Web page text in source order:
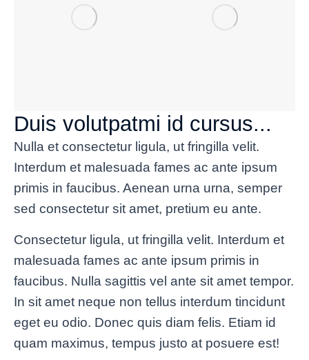
Duis volutpatmi id cursus...
Nulla et consectetur ligula, ut fringilla velit.
Interdum et malesuada fames ac ante ipsum
primis in faucibus. Aenean urna urna, semper
sed consectetur sit amet, pretium eu ante.
Consectetur ligula, ut fringilla velit. Interdum et
malesuada fames ac ante ipsum primis in
faucibus. Nulla sagittis vel ante sit amet tempor.
In sit amet neque non tellus interdum tincidunt
eget eu odio. Donec quis diam felis. Etiam id
quam maximus, tempus justo at posuere est!